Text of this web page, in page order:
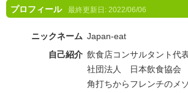
プロフィール 最終更新日: 2022/06/06
ニックネーム Japan-eat
自己紹介 飲食店コンサルタント代
社団法人 日本飲食協会
角打ちからフレンチのメ